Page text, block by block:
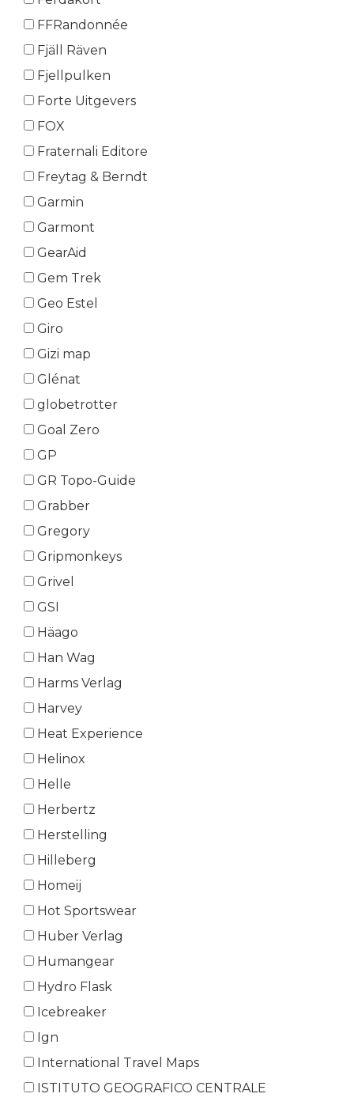
FFRandonnée
Fjäll Räven
Fjellpulken
Forte Uitgevers
FOX
Fraternali Editore
Freytag & Berndt
Garmin
Garmont
GearAid
Gem Trek
Geo Estel
Giro
Gizi map
Glénat
globetrotter
Goal Zero
GP
GR Topo-Guide
Grabber
Gregory
Gripmonkeys
Grivel
GSI
Häago
Han Wag
Harms Verlag
Harvey
Heat Experience
Helinox
Helle
Herbertz
Herstelling
Hilleberg
Homeij
Hot Sportswear
Huber Verlag
Humangear
Hydro Flask
Icebreaker
Ign
International Travel Maps
ISTITUTO GEOGRAFICO CENTRALE